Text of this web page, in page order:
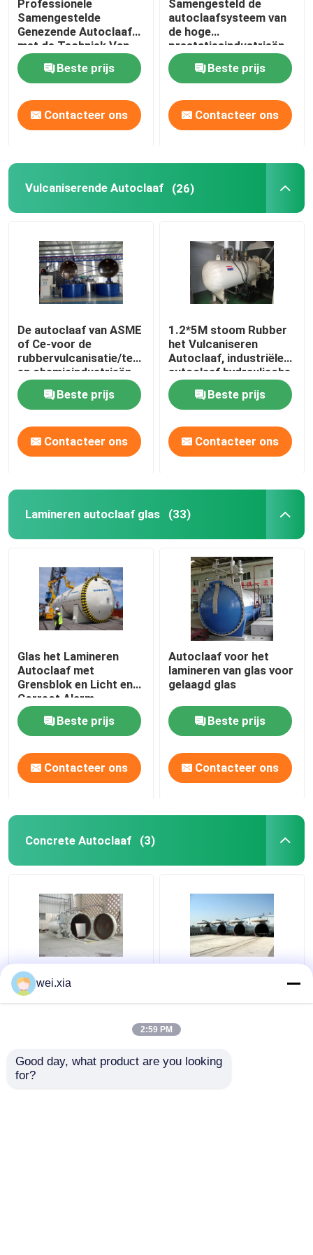
Professionele
Samengestelde
Genezende Autoclaaf
met de Techniek Van
wereldklasse en Uniek
Systeemontwerp
Beste prijs
Contacteer ons
Samengesteld de
autoclaafsysteem van
de hoge
prestatiesindustrieën
voor
ruimtevaart/militaire
materialen
Beste prijs
Contacteer ons
Vulcaniserende Autoclaaf (26)
De autoclaaf van ASME
of Ce-voor de
rubbervulcanisatie/textiel/kabel
en chemieindustrieën
Beste prijs
Contacteer ons
1.2*5M stoom Rubber
het Vulcaniseren
Autoclaaf, industriële
autoclaaf hydraulische
druk
Beste prijs
Contacteer ons
Lamineren autoclaaf glas (33)
Glas het Lamineren
Autoclaaf met
Grensblok en Licht en
Correct Alarm
Beste prijs
Contacteer ons
Autoclaaf voor het
lamineren van glas voor
gelaagd glas
Beste prijs
Contacteer ons
Concrete Autoclaaf (3)
Chemische Concrete
Autoclaaf met PLC
hydraulische drukdeur
Veiligheidskoppeling
wei.xia
2:59 PM
Good day, what product are you looking
for?